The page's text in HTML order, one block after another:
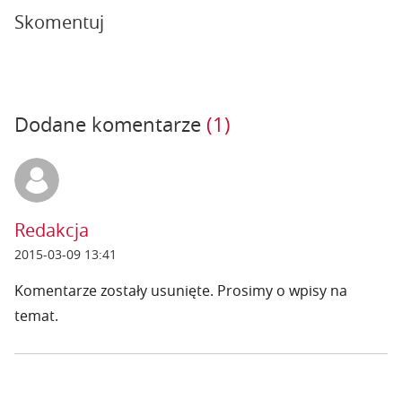
Skomentuj
Dodane komentarze (1)
Redakcja
2015-03-09 13:41
Komentarze zostały usunięte. Prosimy o wpisy na
temat.